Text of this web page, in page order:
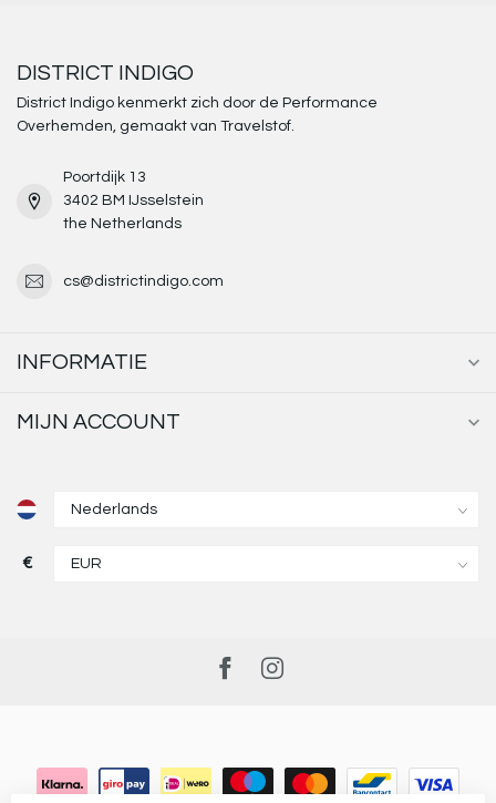
DISTRICT INDIGO
District Indigo kenmerkt zich door de Performance
Overhemden, gemaakt van Travelstof.
Poortdijk 13
3402 BM IJsselstein
the Netherlands
cs@districtindigo.com
INFORMATIE
MIJN ACCOUNT
€